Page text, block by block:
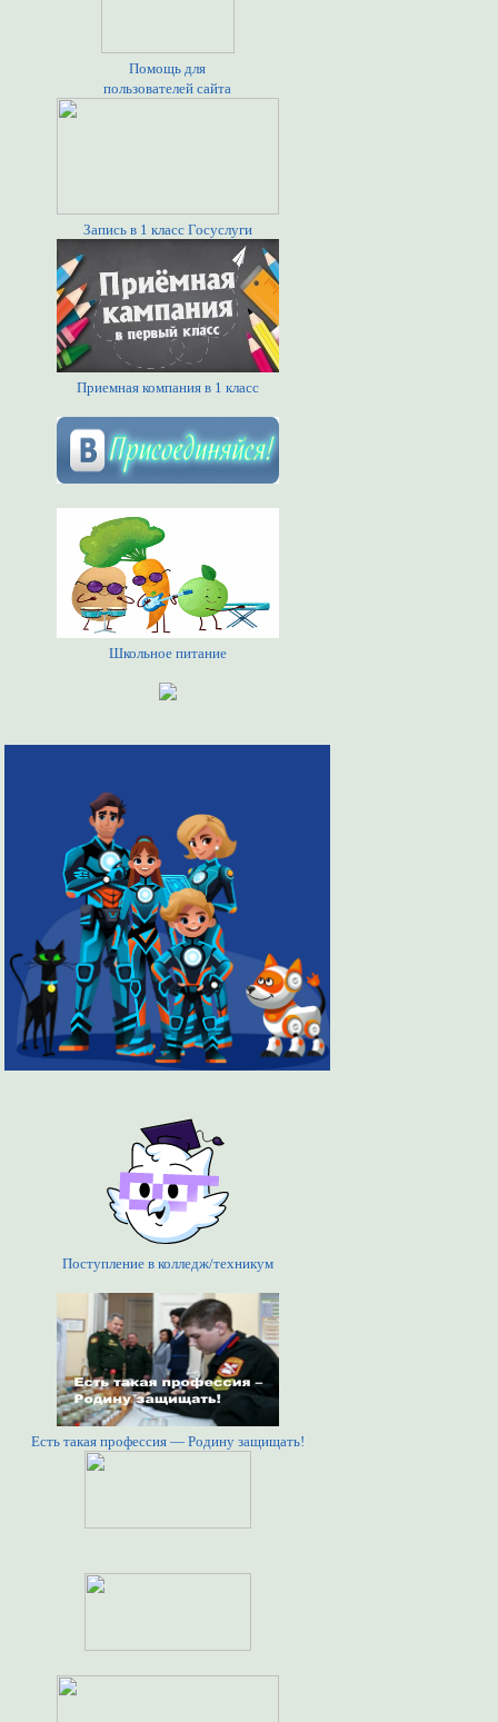
Помощь для
пользователей сайта
Запись в 1 класс Госуслуги
Приемная компания в 1 класс
Школьное питание
Поступление в колледж/техникум
Есть такая профессия — Родину защищать!